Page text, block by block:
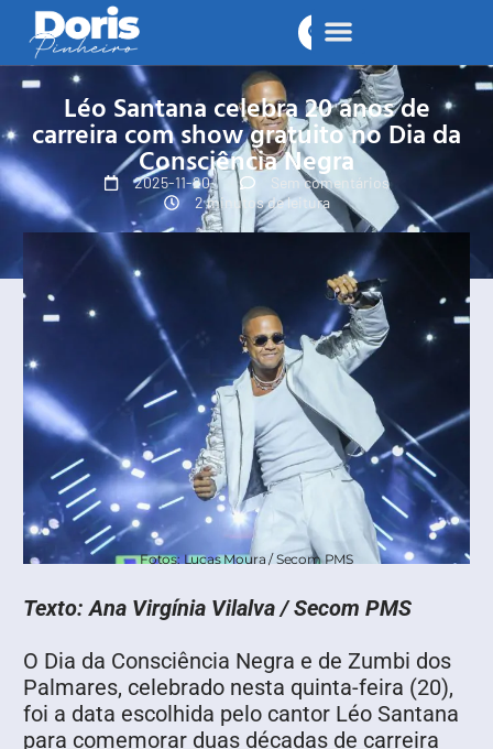
Léo Santana celebra 20 anos de
carreira com show gratuito no Dia da
Consciência Negra
2025-11-20
Sem comentários
2 minutos de leitura
Fotos: Lucas Moura / Secom PMS
Texto: Ana Virgínia Vilalva / Secom PMS
O Dia da Consciência Negra e de Zumbi dos
Palmares, celebrado nesta quinta-feira (20),
foi a data escolhida pelo cantor Léo Santana
para comemorar duas décadas de carreira